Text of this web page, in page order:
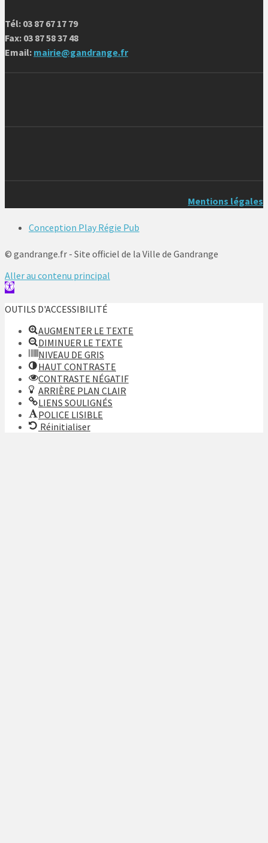
Tél: 03 87 67 17 79
Fax: 03 87 58 37 48
Email: mairie@gandrange.fr
Mentions légales
Conception Play Régie Pub
© gandrange.fr - Site officiel de la Ville de Gandrange
Aller au contenu principal
Ouvrir
barre
d’outils
OUTILS D'ACCESSIBILITÉ
AUGMENTER LE TEXTE
DIMINUER LE TEXTE
NIVEAU DE GRIS
HAUT CONTRASTE
CONTRASTE NÉGATIF
ARRIÈRE PLAN CLAIR
LIENS SOULIGNÉS
POLICE LISIBLE
Réinitialiser